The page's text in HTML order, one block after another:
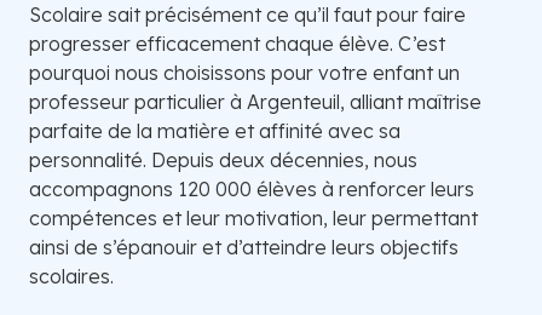
Scolaire sait précisément ce qu’il faut pour faire
progresser efficacement chaque élève. C’est
pourquoi nous choisissons pour votre enfant un
professeur particulier à Argenteuil, alliant maîtrise
parfaite de la matière et affinité avec sa
personnalité. Depuis deux décennies, nous
accompagnons 120 000 élèves à renforcer leurs
compétences et leur motivation, leur permettant
ainsi de s’épanouir et d’atteindre leurs objectifs
scolaires.